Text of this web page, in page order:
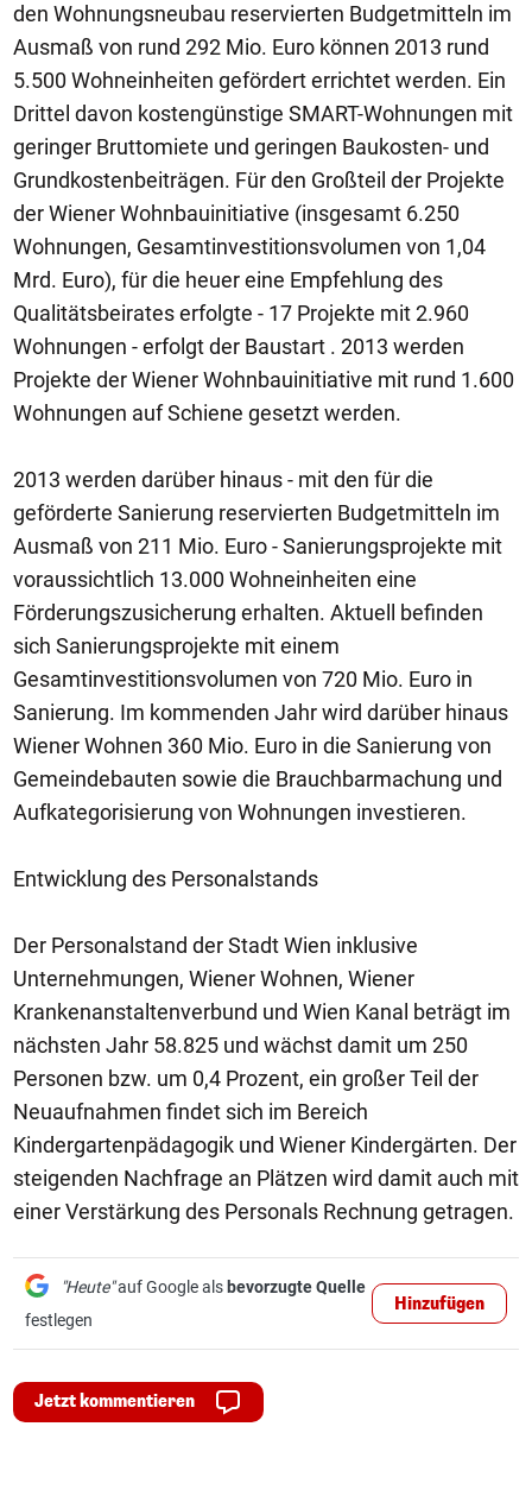
den Wohnungsneubau reservierten Budgetmitteln im
Ausmaß von rund 292 Mio. Euro können 2013 rund
5.500 Wohneinheiten gefördert errichtet werden. Ein
Drittel davon kostengünstige SMART-Wohnungen mit
geringer Bruttomiete und geringen Baukosten- und
Grundkostenbeiträgen. Für den Großteil der Projekte
der Wiener Wohnbauinitiative (insgesamt 6.250
Wohnungen, Gesamtinvestitionsvolumen von 1,04
Mrd. Euro), für die heuer eine Empfehlung des
Qualitätsbeirates erfolgte - 17 Projekte mit 2.960
Wohnungen - erfolgt der Baustart . 2013 werden
Projekte der Wiener Wohnbauinitiative mit rund 1.600
Wohnungen auf Schiene gesetzt werden.
2013 werden darüber hinaus - mit den für die
geförderte Sanierung reservierten Budgetmitteln im
Ausmaß von 211 Mio. Euro - Sanierungsprojekte mit
voraussichtlich 13.000 Wohneinheiten eine
Förderungszusicherung erhalten. Aktuell befinden
sich Sanierungsprojekte mit einem
Gesamtinvestitionsvolumen von 720 Mio. Euro in
Sanierung. Im kommenden Jahr wird darüber hinaus
Wiener Wohnen 360 Mio. Euro in die Sanierung von
Gemeindebauten sowie die Brauchbarmachung und
Aufkategorisierung von Wohnungen investieren.
Entwicklung des Personalstands
Der Personalstand der Stadt Wien inklusive
Unternehmungen, Wiener Wohnen, Wiener
Krankenanstaltenverbund und Wien Kanal beträgt im
nächsten Jahr 58.825 und wächst damit um 250
Personen bzw. um 0,4 Prozent, ein großer Teil der
Neuaufnahmen findet sich im Bereich
Kindergartenpädagogik und Wiener Kindergärten. Der
steigenden Nachfrage an Plätzen wird damit auch mit
einer Verstärkung des Personals Rechnung getragen.
"Heute"auf Google als bevorzugte Quelle
festlegen
Hinzufügen
Jetzt kommentieren